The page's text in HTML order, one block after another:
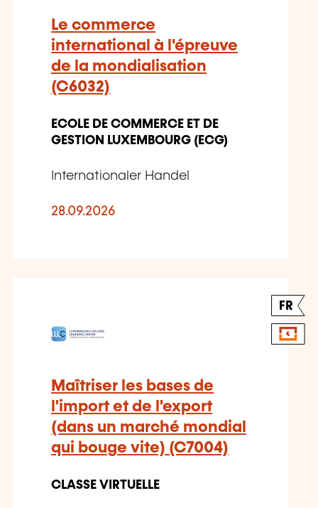
Le commerce
international à l'épreuve
de la mondialisation
(C6032)
ECOLE DE COMMERCE ET DE
GESTION LUXEMBOURG (ECG)
Internationaler Handel
28.09.2026
FR
Maîtriser les bases de
l'import et de l'export
(dans un marché mondial
qui bouge vite) (C7004)
CLASSE VIRTUELLE